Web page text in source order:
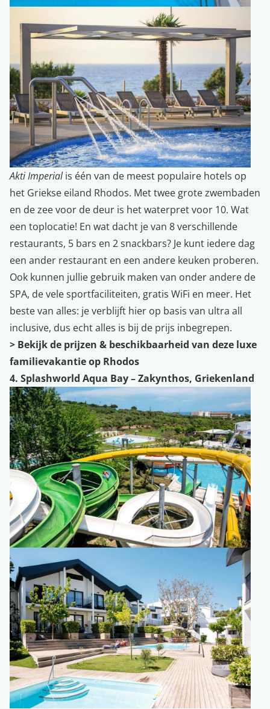
Akti Imperialis één van de meest populaire hotels op
het Griekse eiland Rhodos. Met twee grote zwembaden
en de zee voor de deur is het waterpret voor 10. Wat
een toplocatie! En wat dacht je van 8 verschillende
restaurants, 5 bars en 2 snackbars? Je kunt iedere dag
een ander restaurant en een andere keuken proberen.
Ook kunnen jullie gebruik maken van onder andere de
SPA, de vele sportfaciliteiten, gratis WiFi en meer. Het
beste van alles: je verblijft hier op basis van ultra all
inclusive, dus echt alles is bij de prijs inbegrepen.
> Bekijk de prijzen & beschikbaarheid van deze luxe
familievakantie op Rhodos
4. Splashworld Aqua Bay – Zakynthos, Griekenland